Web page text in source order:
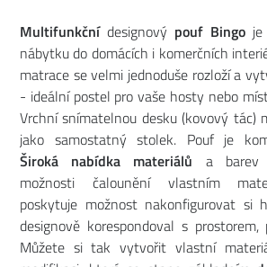
Multifunkčnídesignový pouf Bingo
nábytku do domácích i komerčních
matrace se velmi jednoduše rozloží a
- ideální postel pro vaše hosty nebo
Vrchní snímatelnou desku (kovový tác)
jako samostatný stolek. Pouf je
Široká nabídka materiálů a barev
možnosti čalounění vlastním
poskytuje možnost nakonfigurovat si
designově korespondoval s
Můžete si tak vytvořit vlastní